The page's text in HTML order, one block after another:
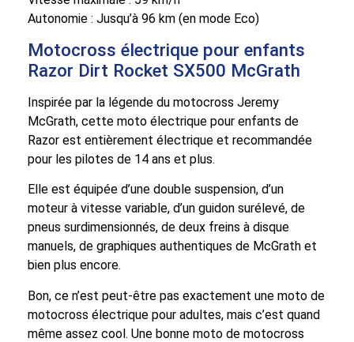
Autonomie : Jusqu’à 96 km (en mode Eco)
Motocross électrique pour enfants
Razor Dirt Rocket SX500 McGrath
Inspirée par la légende du motocross Jeremy
McGrath, cette moto électrique pour enfants de
Razor est entièrement électrique et recommandée
pour les pilotes de 14 ans et plus.
Elle est équipée d’une double suspension, d’un
moteur à vitesse variable, d’un guidon surélevé, de
pneus surdimensionnés, de deux freins à disque
manuels, de graphiques authentiques de McGrath et
bien plus encore.
Bon, ce n’est peut-être pas exactement une moto de
motocross électrique pour adultes, mais c’est quand
même assez cool. Une bonne moto de motocross